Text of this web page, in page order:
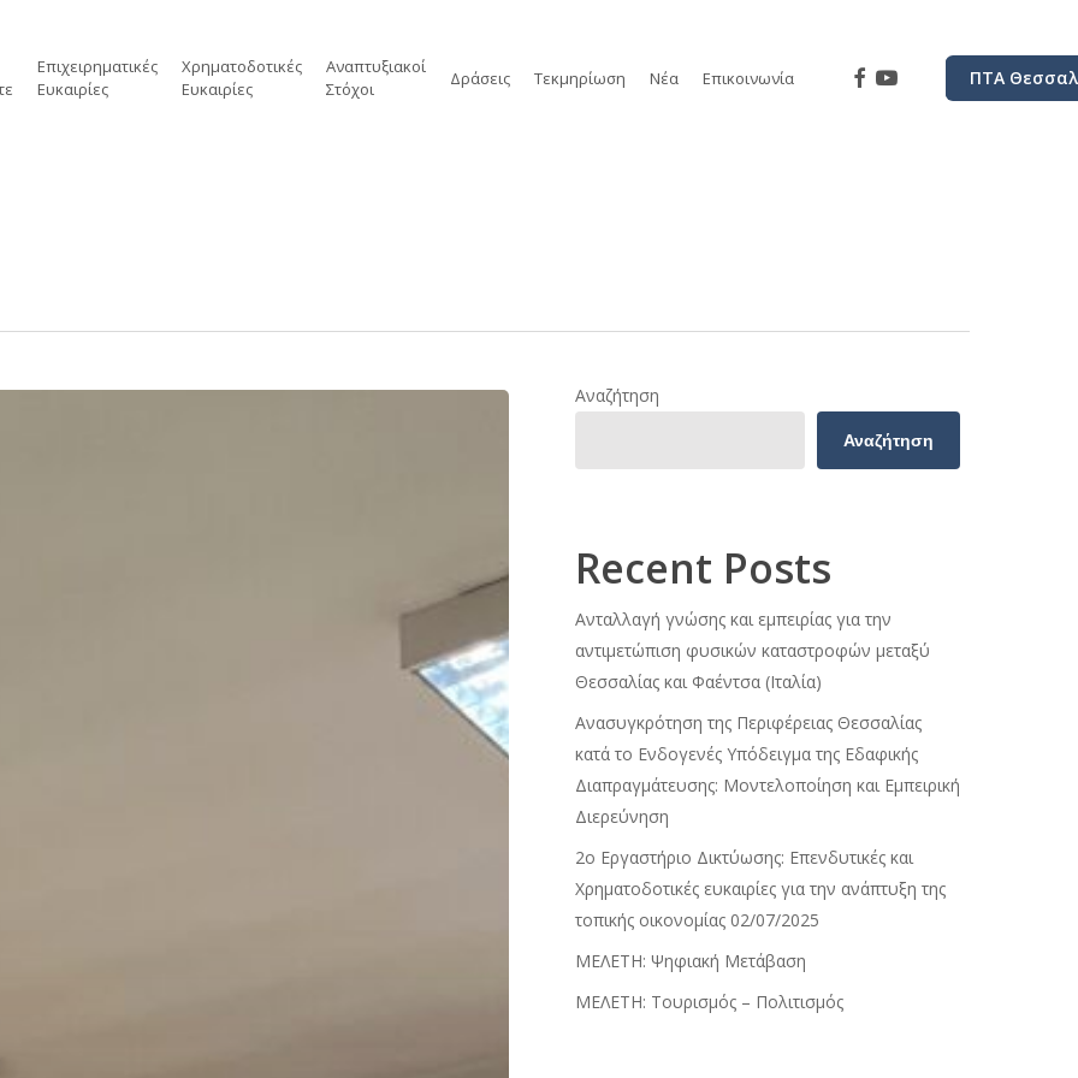
Επιχειρηματικές
Ευκαιρίες
Χρηματοδοτικές
Ευκαιρίες
Αναπτυξιακοί
Στόχοι
Δράσεις Τεκμηρίωση Νέα Επικοινωνία ΠΤΑ
facebookyoutube
Αναζήτηση
Αναζήτηση
Recent Posts
Ανταλλαγή γνώσης και εμπειρίας για την
αντιμετώπιση φυσικών καταστροφών μεταξύ
Θεσσαλίας και Φαέντσα (Ιταλία)
Ανασυγκρότηση της Περιφέρειας Θεσσαλίας
κατά το Ενδογενές Υπόδειγμα της Εδαφικής
Διαπραγμάτευσης: Μοντελοποίηση και Εμπειρική
Διερεύνηση
2ο Εργαστήριο Δικτύωσης: Επενδυτικές και
Χρηματοδοτικές ευκαιρίες για την ανάπτυξη της
τοπικής οικονομίας 02/07/2025
ΜΕΛΕΤΗ: Ψηφιακή Μετάβαση
ΜΕΛΕΤΗ: Τουρισμός – Πολιτισμός